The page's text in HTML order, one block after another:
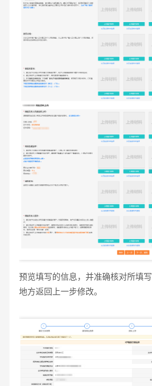
预览填写的信息，并准确核对所填
地方返回上一步修改。